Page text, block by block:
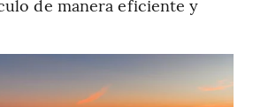
de manera eficiente y